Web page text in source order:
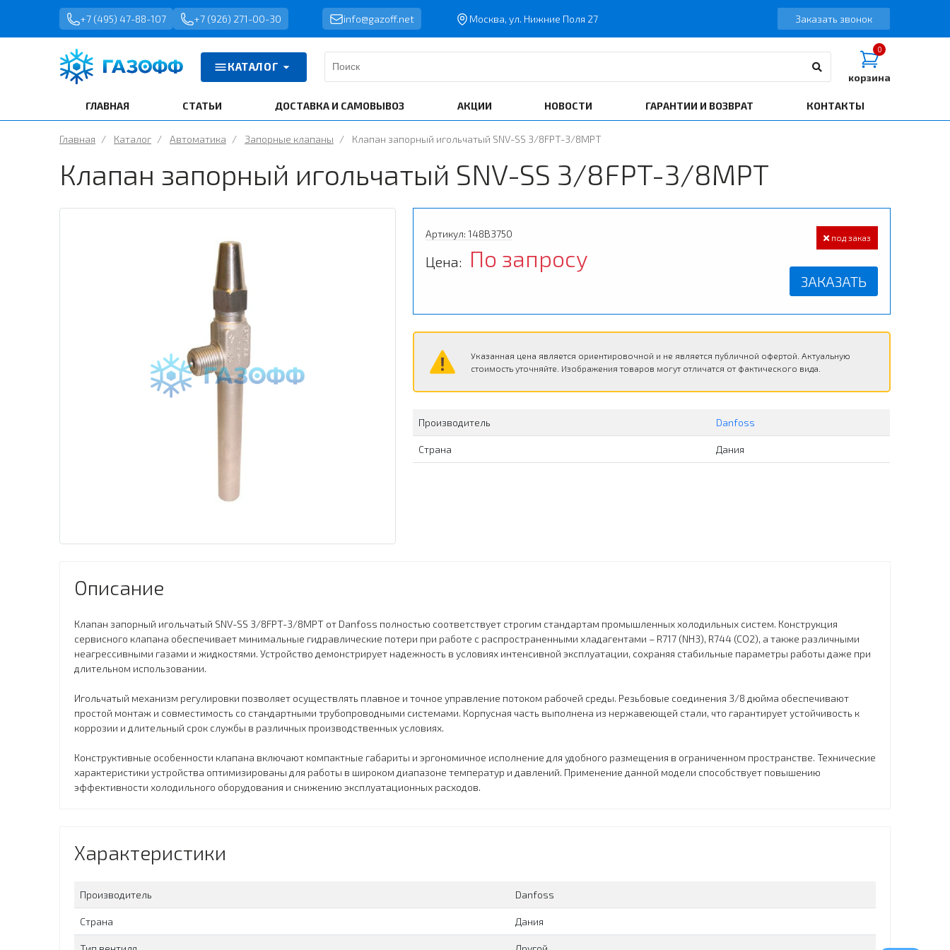
+7 (495) 47-88-107 +7 (926) 271-00-30 info@gazoff.net Москва, ул. Нижние Поля 27 Заказать звонок
КАТАЛОГ
0
корзина
ГЛАВНАЯ СТАТЬИ ДОСТАВКА И САМОВЫВОЗ АКЦИИ НОВОСТИ ГАРАНТИИ И ВОЗВРАТ КОНТАКТЫ
Главная / Каталог / Автоматика / Запорные клапаны / Клапан запорный игольчатый SNV-SS 3/8FPT-3/8MPT
Клапан запорный игольчатый SNV-SS 3/8FPT-3/8MPT
Артикул: 148B3750
Цена: По запросу
под заказ
ЗАКАЗАТЬ
Указанная цена является ориентировочной и не является публичной офертой. Актуальную
стоимость уточняйте. Изображения товаров могут отличатся от фактического вида.
Производитель Danfoss
Страна Дания
Описание
Клапан запорный игольчатый SNV-SS 3/8FPT-3/8MPT от Danfoss полностью соответствует строгим стандартам промышленных холодильных систем. Конструкция
сервисного клапана обеспечивает минимальные гидравлические потери при работе с распространенными хладагентами – R717 (NH3), R744 (CO2), а также различными
неагрессивными газами и жидкостями. Устройство демонстрирует надежность в условиях интенсивной эксплуатации, сохраняя стабильные параметры работы даже при
длительном использовании.
Игольчатый механизм регулировки позволяет осуществлять плавное и точное управление потоком рабочей среды. Резьбовые соединения 3/8 дюйма обеспечивают
простой монтаж и совместимость со стандартными трубопроводными системами. Корпусная часть выполнена из нержавеющей стали, что гарантирует устойчивость к
коррозии и длительный срок службы в различных производственных условиях.
Конструктивные особенности клапана включают компактные габариты и эргономичное исполнение для удобного размещения в ограниченном пространстве. Технические
характеристики устройства оптимизированы для работы в широком диапазоне температур и давлений. Применение данной модели способствует повышению
эффективности холодильного оборудования и снижению эксплуатационных расходов.
Характеристики
Производитель Danfoss
Страна Дания